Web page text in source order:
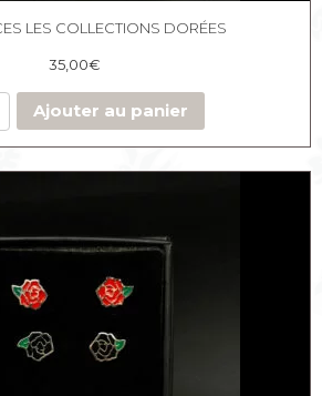
LES COLLECTIONS DORÉES
35,00€
Ajouter au panier